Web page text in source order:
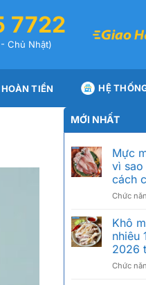
7722
Chủ Nhật)
TIỀN HỆ
MỚI NHẤT
Mực
vì sao
cách
Chức
Khô
nhiêu
2026
Chức